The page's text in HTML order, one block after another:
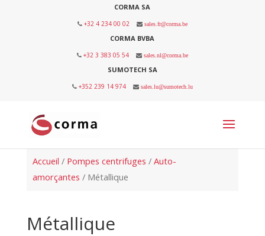
CORMA SA
+32 4 234 00 02 sales.fr@corma.be
CORMA BVBA
+32 3 383 05 54 sales.nl@corma.be
SUMOTECH SA
+352 239 14 974 sales.lu@sumotech.lu
Accueil / Pompes centrifuges / Auto-
amorçantes / Métallique
Métallique